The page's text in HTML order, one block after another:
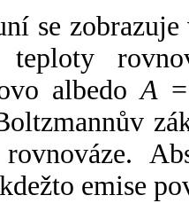
se
albedoA
rovnováze.
emise